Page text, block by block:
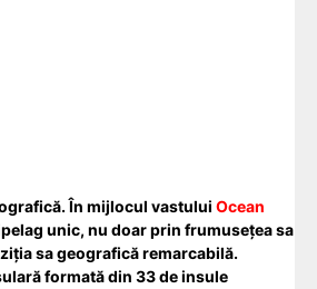
În mijlocul vastului Ocean
unic, nu doar prin frumusețea sa
sa geografică remarcabilă.
formată din 33 de insule